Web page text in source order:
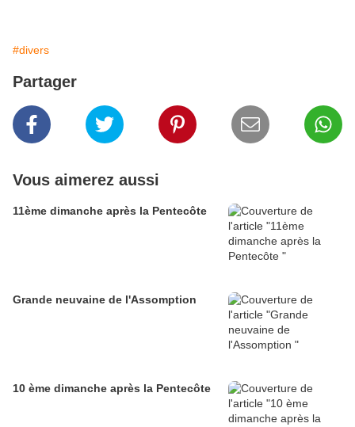
#divers
Partager
Vous aimerez aussi
11ème dimanche après la Pentecôte
Grande neuvaine de l'Assomption
10 ème dimanche après la Pentecôte